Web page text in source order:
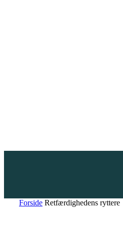
Forside Retfærdighedens ryttere